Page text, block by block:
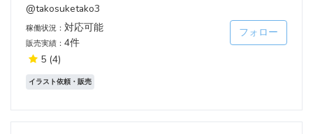
@takosuketako3
稼働状況： 対応可能
販売実績： 4件
5 (4)
フォロー
イラスト依頼・販売